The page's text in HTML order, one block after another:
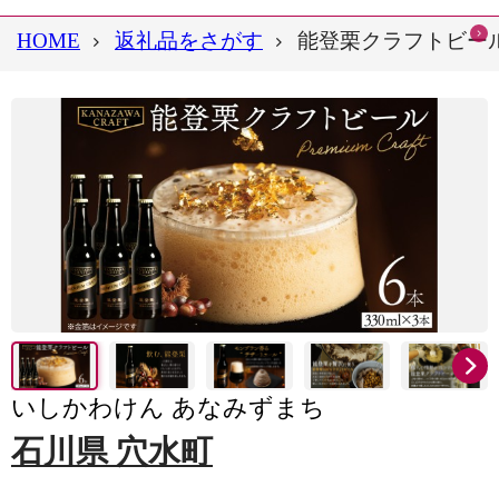
HOME 返礼品をさがす 能登栗クラフトビー
いしかわけん あなみずまち
石川県 穴水町